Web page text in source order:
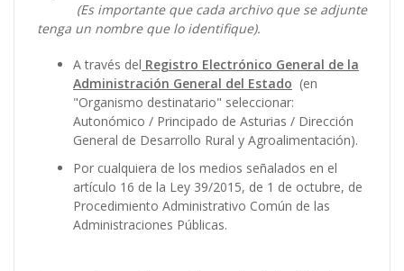
(Es importante que cada archivo que se adjunte
tenga un nombre que lo identifique).
A través del Registro Electrónico General de la
Administración General del Estado (en
"Organismo destinatario" seleccionar:
Autonómico / Principado de Asturias / Dirección
General de Desarrollo Rural y Agroalimentación).
Por cualquiera de los medios señalados en el
artículo 16 de la Ley 39/2015, de 1 de octubre, de
Procedimiento Administrativo Común de las
Administraciones Públicas.